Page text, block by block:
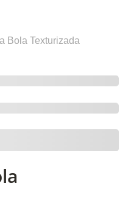
Bola Texturizada